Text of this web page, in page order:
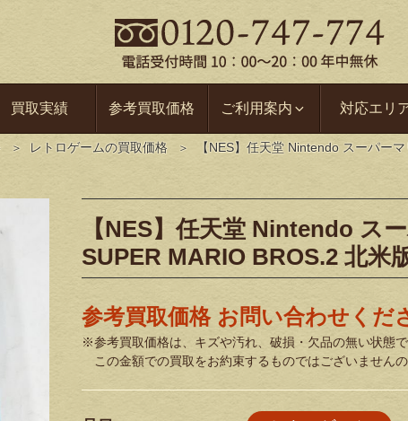
買取実績 参考買取価格 ご利用案内 対応エリ
レトロゲームの買取価格 【NES】任天堂 Nintendo スーパー
【NES】任天堂 Nintendo ス
SUPER MARIO BROS.2 北米
参考買取価格 お問い合わせくだ
※参考買取価格は、キズや汚れ、破損・欠品の無い状態
この金額での買取をお約束するものではございません